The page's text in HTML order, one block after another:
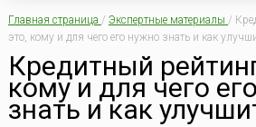
Главная страница / Экспертные материалы /
это, кому и для чего его нужно знать и как
Кредитный
кому и для чего
знать и как